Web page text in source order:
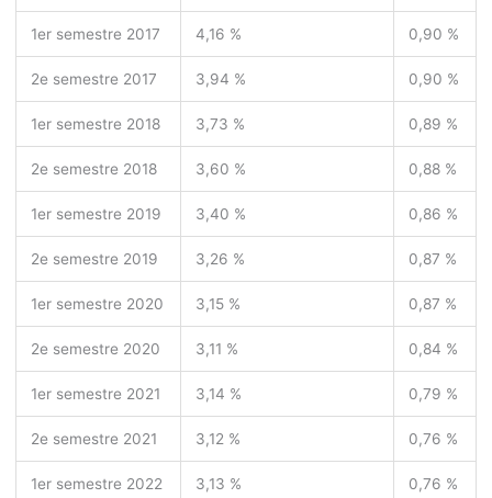
1er semestre 2017 4,16 % 0,90 %
2e semestre 2017 3,94 % 0,90 %
1er semestre 2018 3,73 % 0,89 %
2e semestre 2018 3,60 % 0,88 %
1er semestre 2019 3,40 % 0,86 %
2e semestre 2019 3,26 % 0,87 %
1er semestre 2020 3,15 % 0,87 %
2e semestre 2020 3,11 % 0,84 %
1er semestre 2021 3,14 % 0,79 %
2e semestre 2021 3,12 % 0,76 %
1er semestre 2022 3,13 % 0,76 %